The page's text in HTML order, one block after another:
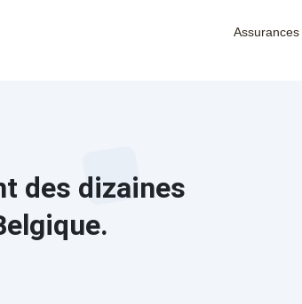
Assurances
des dizaines